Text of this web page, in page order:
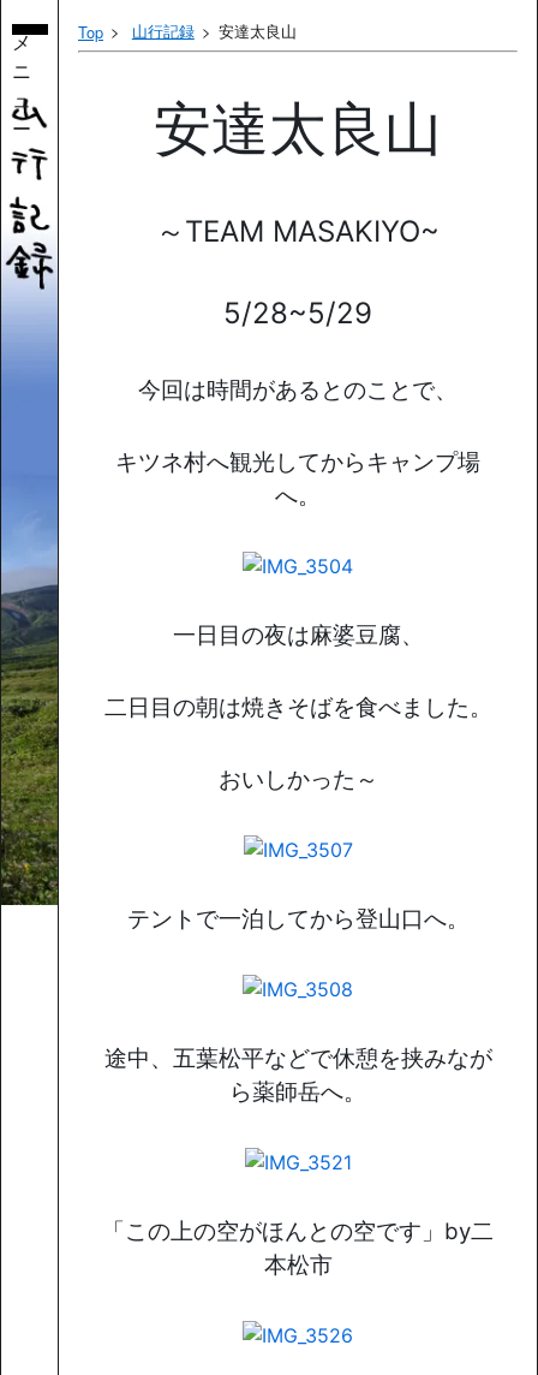
メ
ニ
ュ
ー
Top 山行記録 安達太良山
安達太良山
～TEAM MASAKIYO~
5/28~5/29
今回は時間があるとのことで、
キツネ村へ観光してからキャンプ場
へ。
一日目の夜は麻婆豆腐、
二日目の朝は焼きそばを食べました。
おいしかった～
テントで一泊してから登山口へ。
途中、五葉松平などで休憩を挟みなが
ら薬師岳へ。
「この上の空がほんとの空です」by二
本松市